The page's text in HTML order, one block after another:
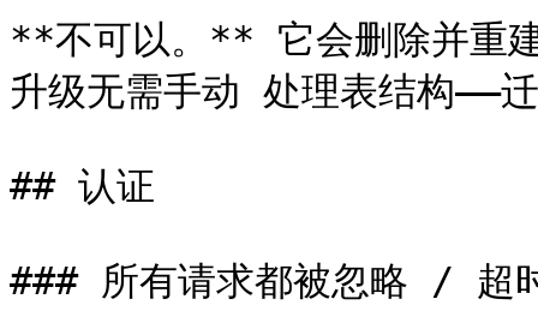
**不可以。** 它会删除并重
升级无需手动 处理表结构——
## 认证
### 所有请求都被忽略 / 超